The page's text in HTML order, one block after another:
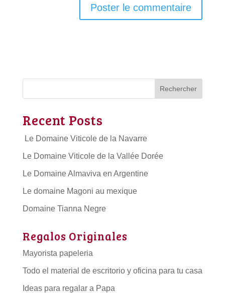
Rechercher
Recent Posts
Le Domaine Viticole de la Navarre
Le Domaine Viticole de la Vallée Dorée
Le Domaine Almaviva en Argentine
Le domaine Magoni au mexique
Domaine Tianna Negre
Regalos Originales
Mayorista papeleria
Todo el material de escritorio y oficina para tu casa
Ideas para regalar a Papa